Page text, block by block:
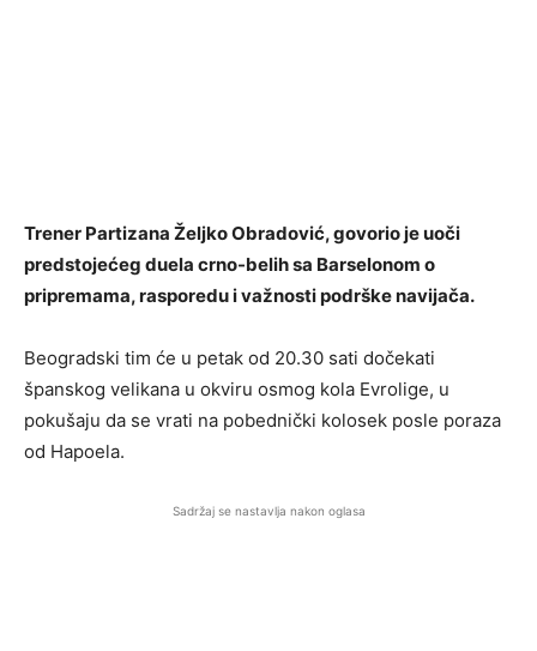
Trener Partizana Željko Obradović, govorio je uoči
predstojećeg duela crno-belih sa Barselonom o
pripremama, rasporedu i važnosti podrške navijača.
Beogradski tim će u petak od 20.30 sati dočekati
španskog velikana u okviru osmog kola Evrolige, u
pokušaju da se vrati na pobednički kolosek posle poraza
od Hapoela.
Sadržaj se nastavlja nakon oglasa